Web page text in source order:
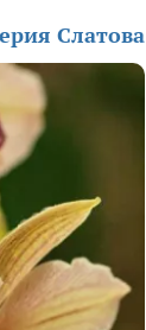
Слатова